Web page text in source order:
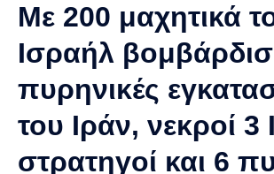
Με 200 μαχητικά
Ισραήλ
πυρηνικές
του Ιράν, νεκροί 3
στρατηγοί και 6